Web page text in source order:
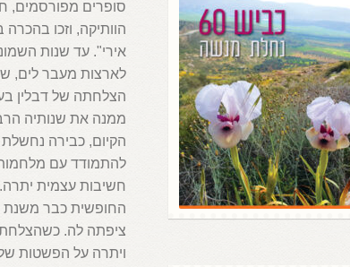
סופרים מפורסמים,
הוותיקה, וזכו
אירי". עד שנות
לארצות מעבר לים,
הצלחתה של דבלין
ממנה את שנותיה
הקיום, כבירה
להתמודד עם מלחמות,
חשיבות עצמית
ציפתה לה.
ויתרה על הפשטות